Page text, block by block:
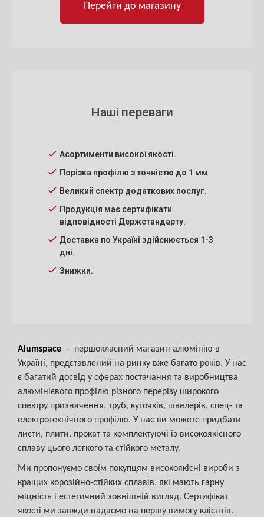
Перейти до магазину
Наші переваги
Асортименти високої якості.
Порізка профілю з точністю до 1 мм.
Великий спектр додаткових послуг.
Продукція має сертифікати
відповідності Держстандарту.
Доставка по Україні здійснюється 1-3
дні.
Знижки.
Alumspace — першокласний магазин алюмінію в
Україні, представлений на ринку вже багато років. У нас
є багатий досвід у сферах постачання та виробництва
алюмінієвого профілю різного перерізу широкого
спектру призначення, труб, куточків, швелерів, спец- та
електротехнічного профілю. У нас ви можете придбати
листи, плити, прокат та комплектуючі із високоякісного
сплаву цього легкого та стійкого металу.
Ми пропонуємо своїм покупцям високоякісні вироби з
кращих корозійно-стійких сплавів, які мають гарну
міцність і естетичний зовнішній вигляд. Сертифікат
якості ми завжди надаємо на першу вимогу клієнтів.